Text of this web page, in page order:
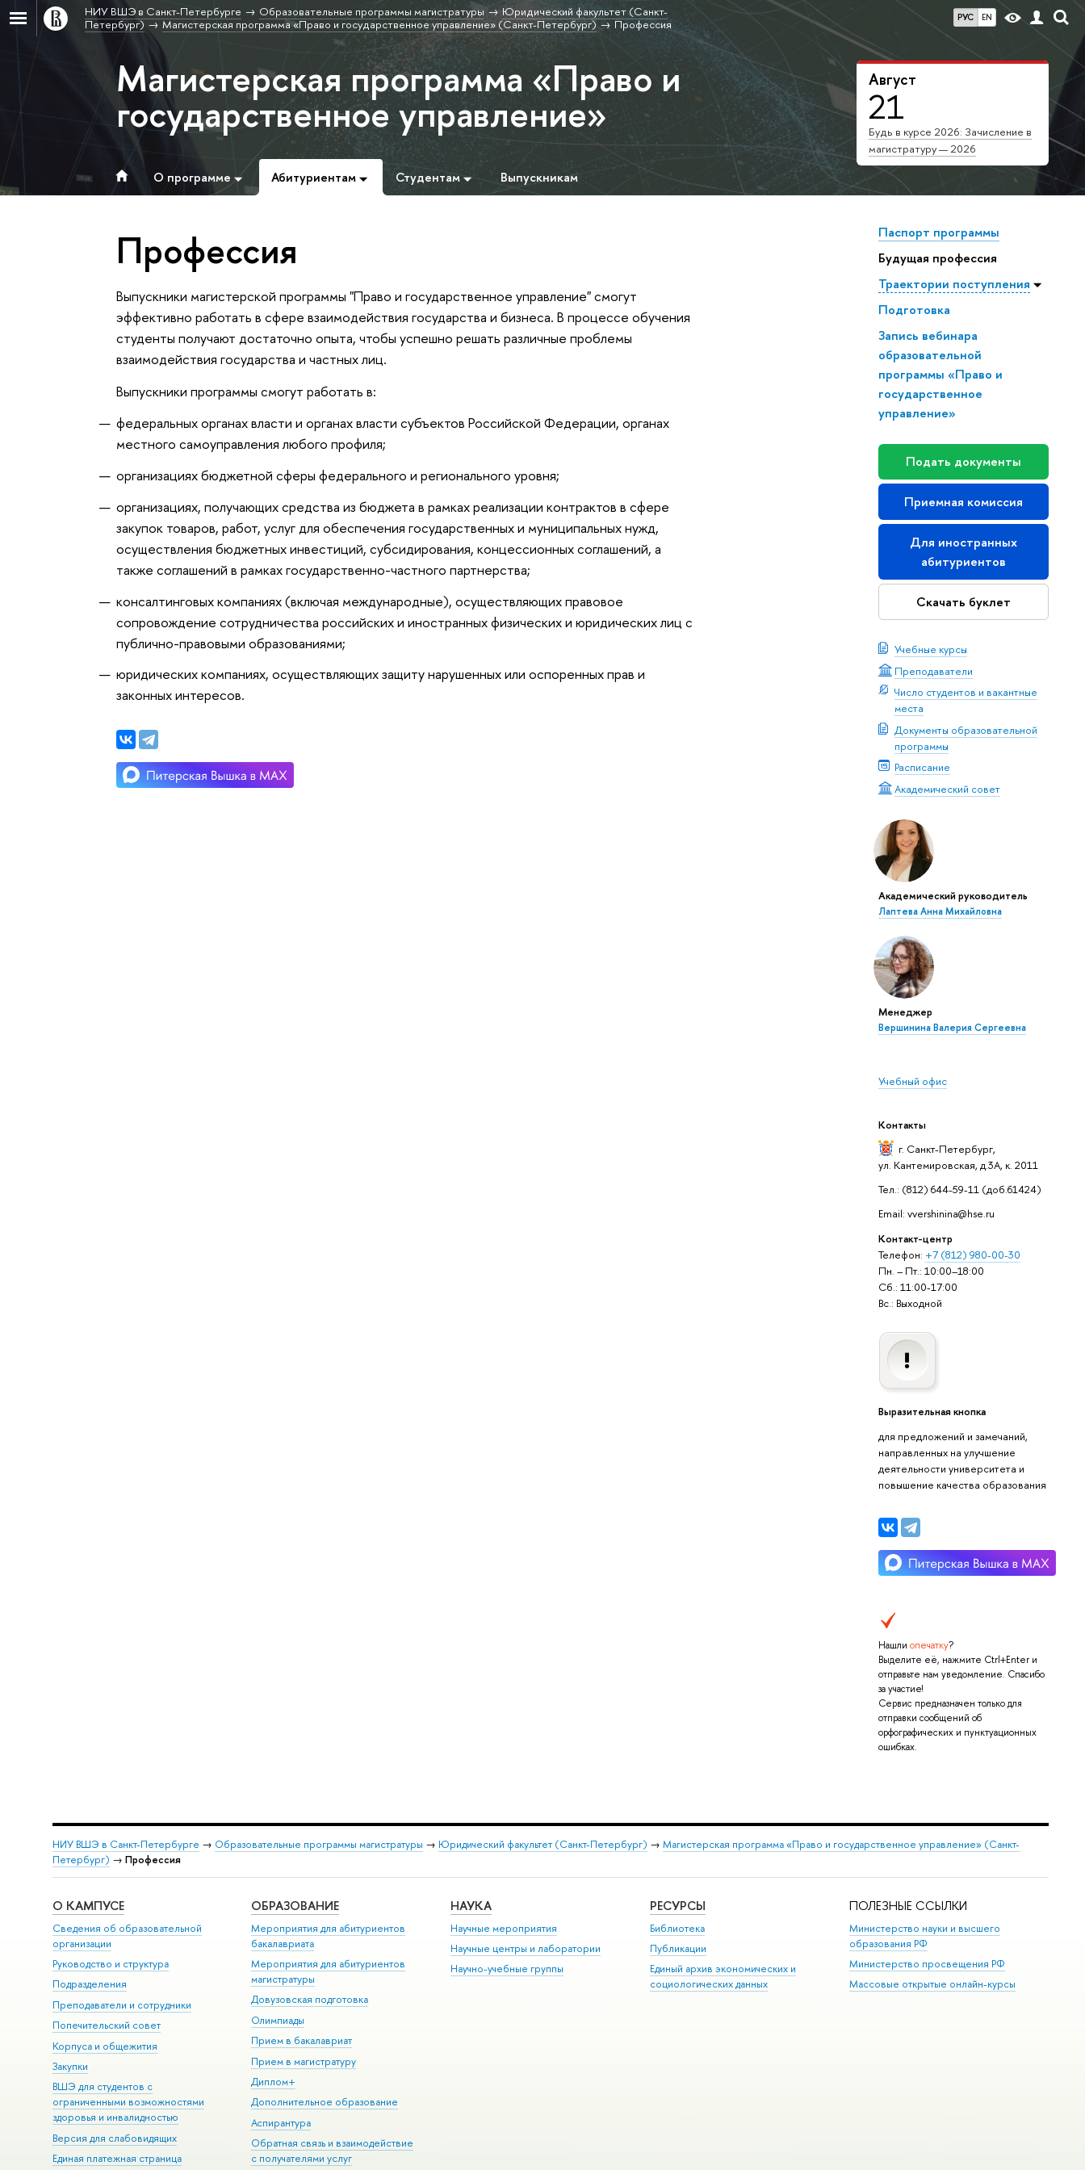
РУС EN
НИУ ВШЭ в Санкт-Петербурге Образовательные программы магистратуры
Юридический факультет (Санкт-
Петербург)
Магистерская программа «Право и государственное управление» (Санкт-Петербург) Профессия
Август
21
Будь в курсе 2026: Зачисление в
магистратуру — 2026
Магистерская программа «Право и
государственное управление»
О программе Абитуриентам Студентам Выпускникам
Паспорт программы
Будущая профессия
Траектории поступления
Подготовка
Запись вебинара
образовательной
программы «Право и
государственное
управление»
Подать документы
Приемная комиссия
Для иностранных
абитуриентов
Скачать буклет
Учебные курсы
Преподаватели
Число студентов и вакантные
места
Документы образовательной
программы
Расписание
Академический совет
Академический руководитель
Лаптева Анна Михайловна
Менеджер
Вершинина Валерия Сергеевна
Учебный офис
Контакты
г. Санкт-Петербург,
ул. Кантемировская, д.3А, к. 2011
Тел.: (812) 644-59-11 (доб.61424)
Email: vvershinina@hse.ru
Контакт-центр
Телефон: +7 (812) 980-00-30
Пн. – Пт.: 10:00–18:00
Сб.: 11:00-17:00
Вс.: Выходной
Выразительная кнопка
для предложений и замечаний,
направленных на улучшение
деятельности университета и
повышение качества образования
Нашли опечатку?
Выделите её, нажмите Ctrl+Enter и
отправьте нам уведомление. Спасибо
за участие!
Сервис предназначен только для
отправки сообщений об
орфографических и пунктуационных
ошибках.
Профессия
Выпускники магистерской программы "Право и государственное управление" смогут
эффективно работать в сфере взаимодействия государства и бизнеса. В процессе обучения
студенты получают достаточно опыта, чтобы успешно решать различные проблемы
взаимодействия государства и частных лиц.
Выпускники программы смогут работать в:
федеральных органах власти и органах власти субъектов Российской Федерации, органах
местного самоуправления любого профиля;
организациях бюджетной сферы федерального и регионального уровня;
организациях, получающих средства из бюджета в рамках реализации контрактов в сфере
закупок товаров, работ, услуг для обеспечения государственных и муниципальных нужд,
осуществления бюджетных инвестиций, субсидирования, концессионных соглашений, а
также соглашений в рамках государственно-частного партнерства;
консалтинговых компаниях (включая международные), осуществляющих правовое
сопровождение сотрудничества российских и иностранных физических и юридических лиц с
публично-правовыми образованиями;
юридических компаниях, осуществляющих защиту нарушенных или оспоренных прав и
законных интересов.
НИУ ВШЭ в Санкт-Петербурге → Образовательные программы магистратуры → Юридический факультет (Санкт-Петербург) → Магистерская программа «Право и государственное управление» (Санкт-
Петербург) → Профессия
О КАМПУСЕ
Сведения об образовательной
организации
Руководство и структура
Подразделения
Преподаватели и сотрудники
Попечительский совет
Корпуса и общежития
Закупки
ВШЭ для студентов с
ограниченными возможностями
здоровья и инвалидностью
Версия для слабовидящих
Единая платежная страница
ОБРАЗОВАНИЕ
Мероприятия для абитуриентов
бакалавриата
Мероприятия для абитуриентов
магистратуры
Довузовская подготовка
Олимпиады
Прием в бакалавриат
Прием в магистратуру
Диплом+
Дополнительное образование
Аспирантура
Обратная связь и взаимодействие
с получателями услуг
НАУКА
Научные мероприятия
Научные центры и лаборатории
Научно-учебные группы
РЕСУРСЫ
Библиотека
Публикации
Единый архив экономических и
социологических данных
ПОЛЕЗНЫЕ ССЫЛКИ
Министерство науки и высшего
образования РФ
Министерство просвещения РФ
Массовые открытые онлайн-курсы